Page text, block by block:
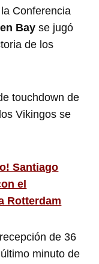
Conferencia
Bay se jugó
de los
touchdown de
Vikingos se
Santiago
el
Rotterdam
de 36
minuto de